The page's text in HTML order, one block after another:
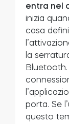
Casa acces
Tedee
Tedee
entra nel
inizia
casa
la
porta. Se
questo